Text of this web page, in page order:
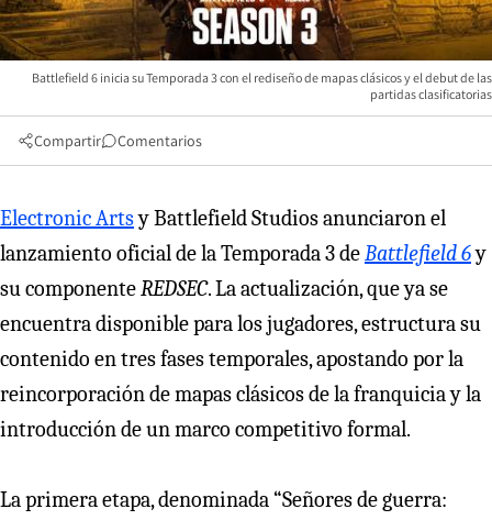
Battlefield 6 inicia su Temporada 3 con el rediseño de mapas clásicos y el debut de las
partidas clasificatorias
Compartir Comentarios
Electronic Artsy Battlefield Studios anunciaron el
lanzamiento oficial de la Temporada 3 deBattlefield 6y
su componenteREDSEC. La actualización, que ya se
encuentra disponible para los jugadores, estructura su
contenido en tres fases temporales, apostando por la
reincorporación de mapas clásicos de la franquicia y la
introducción de un marco competitivo formal.
La primera etapa, denominada “Señores de guerra: